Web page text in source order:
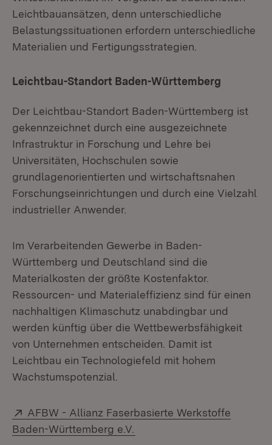
Leichtbauansätzen, denn unterschiedliche
Belastungssituationen erfordern unterschiedliche
Materialien und Fertigungsstrategien.
Leichtbau-Standort Baden-Württemberg
Der Leichtbau-Standort Baden-Württemberg ist
gekennzeichnet durch eine ausgezeichnete
Infrastruktur in Forschung und Lehre bei
Universitäten, Hochschulen sowie
grundlagenorientierten und wirtschaftsnahen
Forschungseinrichtungen und durch eine Vielzahl
industrieller Anwender.
Im Verarbeitenden Gewerbe in Baden-
Württemberg und Deutschland sind die
Materialkosten der größte Kostenfaktor.
Ressourcen- und Materialeffizienz sind für einen
nachhaltigen Klimaschutz unabdingbar und
werden künftig über die Wettbewerbsfähigkeit
von Unternehmen entscheiden. Damit ist
Leichtbau ein Technologiefeld mit hohem
Wachstumspotenzial.
Extern:
AFBW - Allianz Faserbasierte Werkstoffe
Baden-Württemberg e.V.